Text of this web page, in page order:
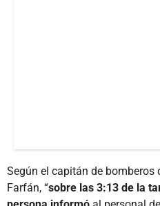
Según el capitán de bomberos
Farfán, “sobre las 3:13 de la